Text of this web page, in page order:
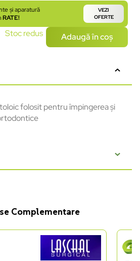
și aparatură
RATE!
VEZI
OFERTE
Stoc redus Adaugă în coș
folosit pentru împingerea și
Complementare